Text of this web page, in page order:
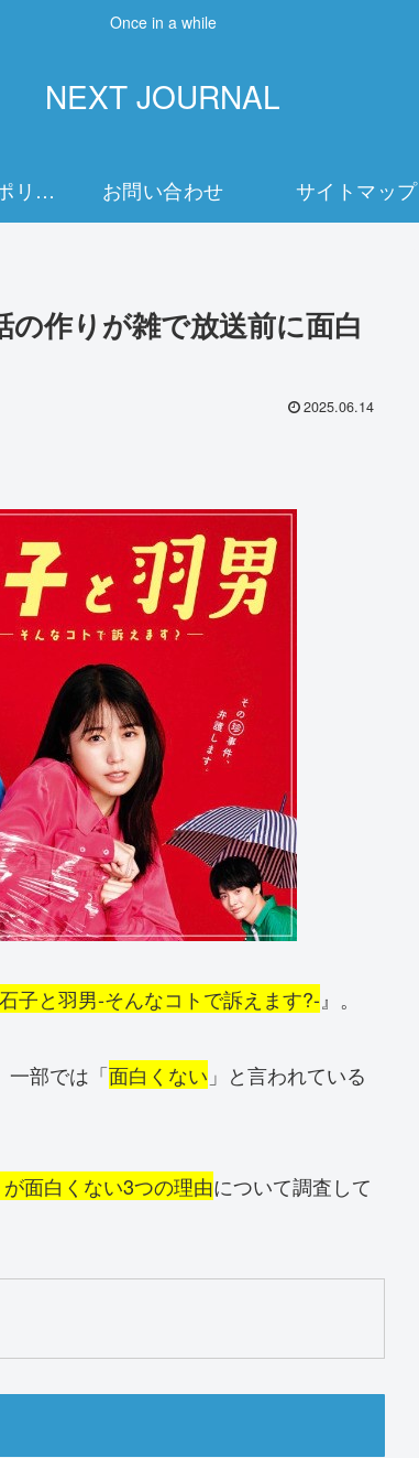
Once in a while
NEXT JOURNAL
プライバシーポリシー お問い合わせ サイトマップ
作りが雑で放送前に面白
2025.06.14
石子と羽男-そんなコトで訴えます?- 』。
一部では「面白くない 」と言われている
面白くない3つの理由について調査して